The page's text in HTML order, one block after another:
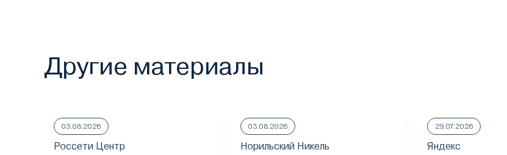
Другие материалы
03.08.2026
Россети Центр
03.08.2026
Норильский Никель
29.07.2026
Яндекс